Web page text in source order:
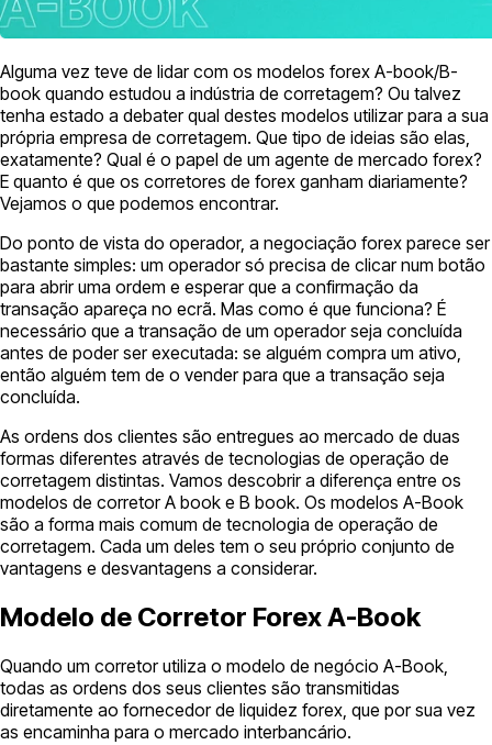
Alguma vez teve de lidar com os modelos forex A-book/B-
book quando estudou a indústria de corretagem? Ou talvez
tenha estado a debater qual destes modelos utilizar para a sua
própria empresa de corretagem. Que tipo de ideias são elas,
exatamente? Qual é o papel de um agente de mercado forex?
E quanto é que os corretores de forex ganham diariamente?
Vejamos o que podemos encontrar.
Do ponto de vista do operador, a negociação forex parece ser
bastante simples: um operador só precisa de clicar num botão
para abrir uma ordem e esperar que a confirmação da
transação apareça no ecrã. Mas como é que funciona? É
necessário que a transação de um operador seja concluída
antes de poder ser executada: se alguém compra um ativo,
então alguém tem de o vender para que a transação seja
concluída.
As ordens dos clientes são entregues ao mercado de duas
formas diferentes através de tecnologias de operação de
corretagem distintas. Vamos descobrir a diferença entre os
modelos de corretor A book e B book. Os modelos A-Book
são a forma mais comum de tecnologia de operação de
corretagem. Cada um deles tem o seu próprio conjunto de
vantagens e desvantagens a considerar.
Modelo de Corretor Forex A-Book
Quando um corretor utiliza o modelo de negócio A-Book,
todas as ordens dos seus clientes são transmitidas
diretamente ao fornecedor de liquidez forex, que por sua vez
as encaminha para o mercado interbancário.